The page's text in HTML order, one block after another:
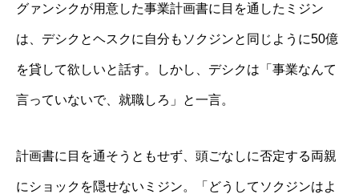
グァンシクが用意した事業計画書に目を通したミジン
は、デシクとヘスクに自分もソクジンと同じように50億
を貸して欲しいと話す。しかし、デシクは「事業なんて
言っていないで、就職しろ」と一言。
計画書に目を通そうともせず、頭ごなしに否定する両親
にショックを隠せないミジン。「どうしてソクジンはよ